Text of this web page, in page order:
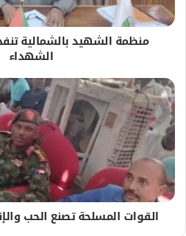
منظمة الشهيد بالشمالية
الشهداء
القوات المسلحة تصنع الحب